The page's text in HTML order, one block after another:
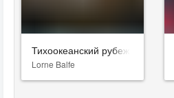
Тихоокеанский рубеж 2
Lorne Balfe